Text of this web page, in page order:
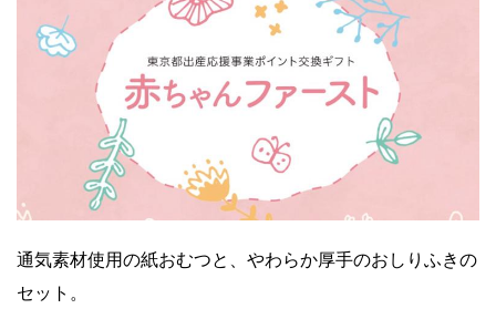
通気素材使用の紙おむつと、やわらか厚手のおしりふきの
セット。